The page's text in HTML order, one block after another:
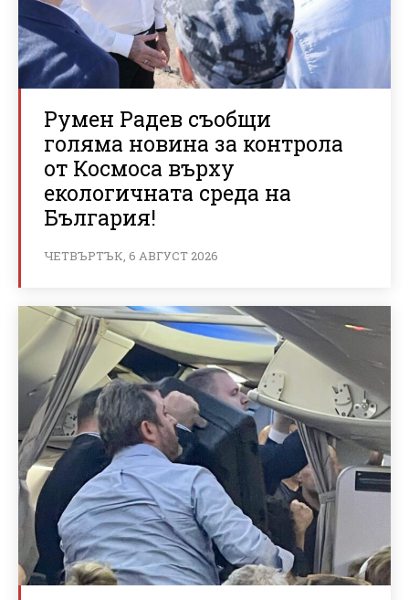
Румен Радев съобщи
голяма новина за контрола
от Космоса върху
екологичната среда на
България!
ЧЕТВЪРТЪК, 6 АВГУСТ 2026